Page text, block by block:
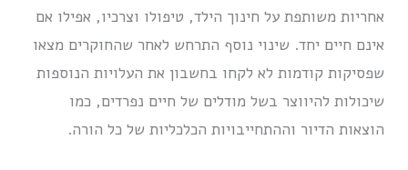
אחריות משותפת על חינוך הילד, טיפולו וצרכיו, אפילו אם
אינם חיים יחד. שינוי נוסף התרחש לאחר שהחוקרים מצאו
שפסיקות קודמות לא לקחו בחשבון את העלויות הנוספות
שיכולות להיווצר בשל מודלים של חיים נפרדים, כמו
הוצאות הדיור וההתחייבויות הכלכליות של כל הורה.